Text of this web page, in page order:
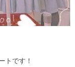
トです！